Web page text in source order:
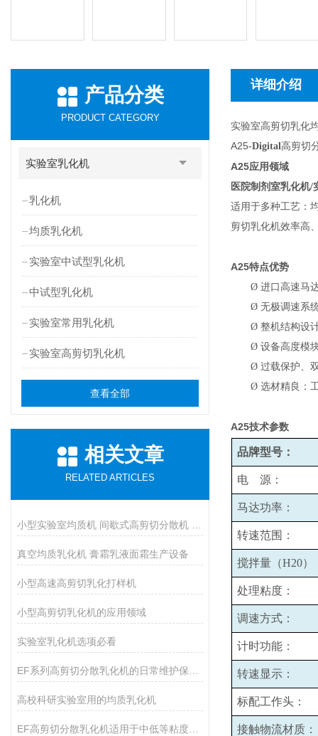
产品分类
PRODUCT CATEGORY
实验室乳化机
乳化机
均质乳化机
实验室中试型乳化机
中试型乳化机
实验室常用乳化机
实验室高剪切乳化机
查看全部
相关文章
RELATED ARTICLES
真空均质乳化机 膏霜乳液面霜生产设备
小型高速高剪切乳化打样机
小型高剪切乳化机的应用领域
实验室乳化机选项必看
高校科研实验室用的均质乳化机
详细介绍
实验室高剪切乳化
A25-Digital高剪切
A25应用领域
医院制剂室乳化机/
适用于多种工艺：
剪切乳化机效率高
A25特点优势
Ø 进口高速马
Ø 无极调速系
Ø 整机结构设
Ø 设备高度模
Ø 过载保护、
Ø 选材精良：
A25技术参数
品牌型号：
电 源：
马达功率：
转速范围：
搅拌量（H20）
处理粘度：
调速方式：
计时功能：
转速显示：
标配工作头：
接触物流材质：